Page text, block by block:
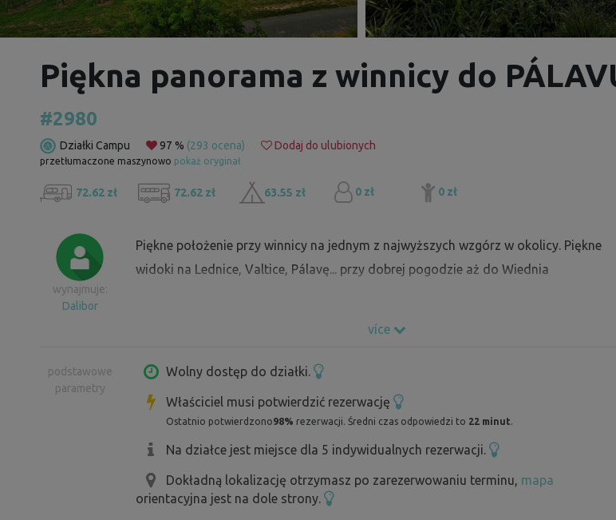
Piękna panorama z winnicy do
#2980
Działki Campu 97 % (293 ocena) Dodaj do ulubionych
przetłumaczone maszynowo pokaż oryginał
72.62 zł 72.62 zł 63.55 zł 0 zł 0 zł
wynajmuje:
Dalibor
Piękne położenie przy winnicy na jednym z najwyższych wzgórz w okolicy. Piękne
widoki na Lednice, Valtice, Pálavę... przy dobrej pogodzie aż do Wiednia
více
podstawowe
parametry
Wolny dostęp do działki.
Właściciel musi potwierdzić rezerwację
Ostatnio potwierdzono98% rezerwacji. Średni czas odpowiedzi to 22 minut.
Na działce jest miejsce dla 5 indywidualnych rezerwacji.
Dokładną lokalizację otrzymasz po zarezerwowaniu terminu, mapa
orientacyjna jest na dole strony.